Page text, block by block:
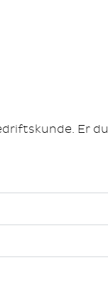
Er du